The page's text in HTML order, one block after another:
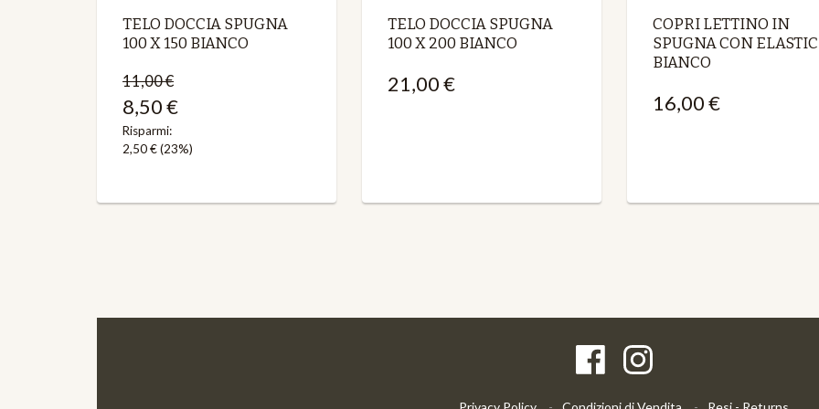
TELO DOCCIA SPUGNA
100 X 150 BIANCO
11,00 €
8,50 €
Risparmi:
2,50 €(23%)
TELO DOCCIA SPUGNA
100 X 200 BIANCO
21,00 €
COPRI LETTINO IN
SPUGNA CON
BIANCO
16,00 €